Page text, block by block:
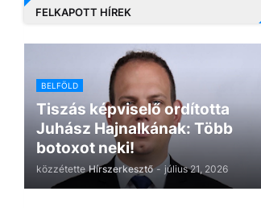
FELKAPOTT HÍREK
BELFÖLD
Tiszás képviselő ordította
Juhász Hajnalkának: Több
botoxot neki!
közzétette Hírszerkesztő - július 21, 2026